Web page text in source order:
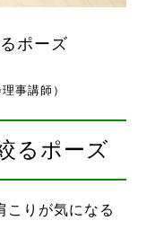
ポーズ
事講師）
るポーズ
こりが気になる